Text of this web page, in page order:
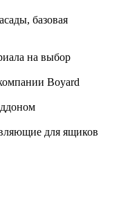
базовая
на выбор
Boyard
для ящиков